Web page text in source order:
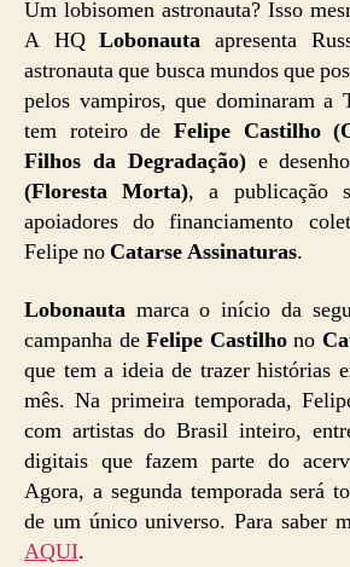
Um lobisomen astronauta? Isso
A HQLobonauta apresenta
astronauta que busca mundos que
pelos vampiros, que dominaram a
tem roteiro de Felipe Castilho
Filhos da Degradação)e
(Floresta Morta), a publicação
apoiadores do financiamento
Felipe no Catarse Assinaturas.
Lobonauta marca o início da
campanha de Felipe Castilhono
que tem a ideia de trazer histórias
mês. Na primeira temporada,
com artistas do Brasil inteiro,
digitais que fazem parte do
Agora, a segunda temporada será
de um único universo. Para saber
AQUI.